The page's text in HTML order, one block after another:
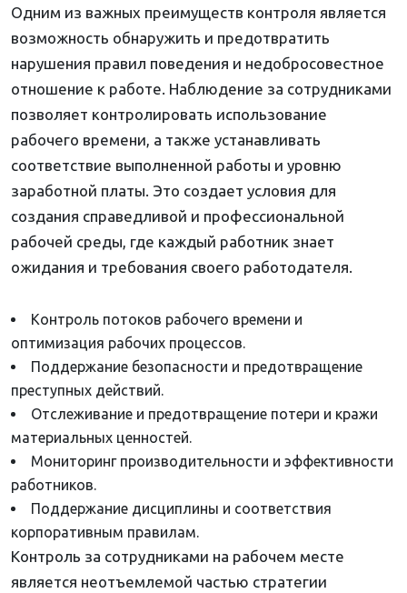
Одним из важных преимуществ контроля является
возможность обнаружить и предотвратить
нарушения правил поведения и недобросовестное
отношение к работе. Наблюдение за сотрудниками
позволяет контролировать использование
рабочего времени, а также устанавливать
соответствие выполненной работы и уровню
заработной платы. Это создает условия для
создания справедливой и профессиональной
рабочей среды, где каждый работник знает
ожидания и требования своего работодателя.
Контроль потоков рабочего времени и
оптимизация рабочих процессов.
Поддержание безопасности и предотвращение
преступных действий.
Отслеживание и предотвращение потери и кражи
материальных ценностей.
Мониторинг производительности и эффективности
работников.
Поддержание дисциплины и соответствия
корпоративным правилам.
Контроль за сотрудниками на рабочем месте
является неотъемлемой частью стратегии